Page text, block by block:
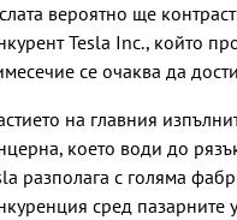
вероятно ще
Tesla Inc., който
се очаква да
на главния
което води до
разполага с голяма
сред пазарните